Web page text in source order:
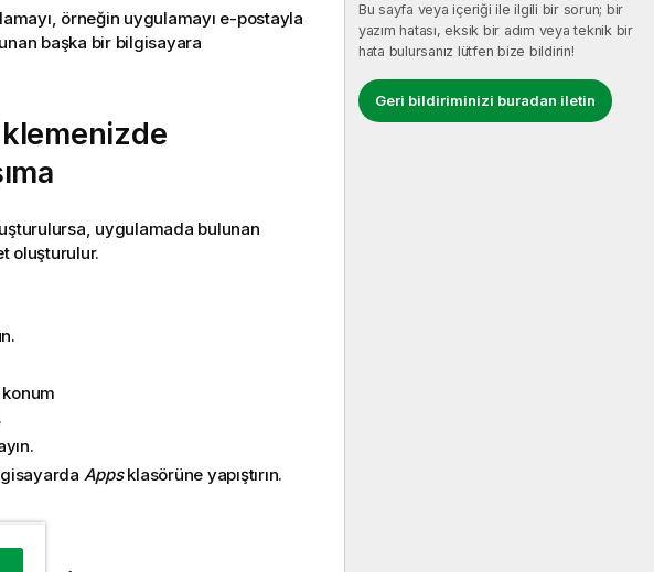
Bu sayfa veya içeriği ile ilgili bir sorun; bir
yazım hatası, eksik bir adım veya teknik bir
hata bulursanız lütfen bize bildirin!
Geri bildiriminizi buradan iletin
örneğin uygulamayı e-postayla
başka bir bilgisayara
uygulamada bulunan
oluşturulur.
Appsklasörüne yapıştırın.